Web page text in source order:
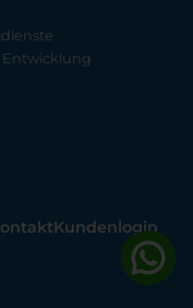
Entwicklung
Kundenlogin